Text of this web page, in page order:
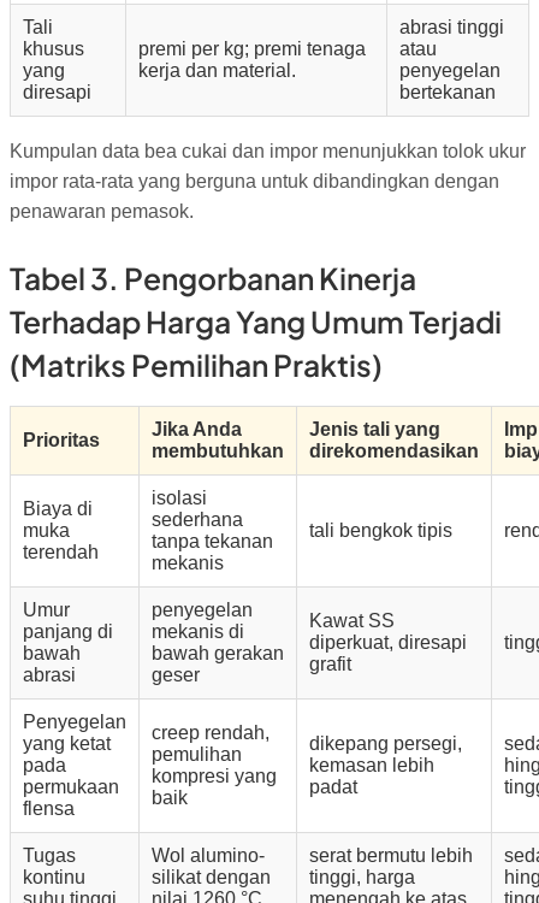
Tali
khusus
yang
diresapi
premi per kg; premi tenaga
kerja dan material.
abrasi tinggi
atau
penyegelan
bertekanan
Kumpulan data bea cukai dan impor menunjukkan tolok ukur
impor rata-rata yang berguna untuk dibandingkan dengan
penawaran pemasok.
Tabel 3. Pengorbanan Kinerja
Terhadap Harga Yang Umum Terjadi
(matriks Pemilihan Praktis)
Prioritas
Jika Anda
membutuhkan
Jenis tali yang
direkomendasikan
Biaya di
muka
terendah
isolasi
sederhana
tanpa tekanan
mekanis
tali bengkok tipis
Umur
panjang di
bawah
abrasi
penyegelan
mekanis di
bawah gerakan
geser
Kawat SS
diperkuat, diresapi
grafit
Penyegelan
yang ketat
pada
permukaan
flensa
creep rendah,
pemulihan
kompresi yang
baik
dikepang persegi,
kemasan lebih
padat
Tugas
kontinu
suhu tinggi
Wol alumino-
silikat dengan
nilai 1260 °C
serat bermutu lebih
tinggi, harga
menengah ke atas